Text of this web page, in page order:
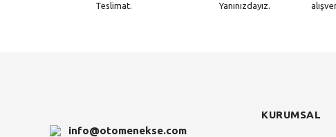
Teslimat.
Yanınızdayız.
info@otomenekse.com
KURUMSAL